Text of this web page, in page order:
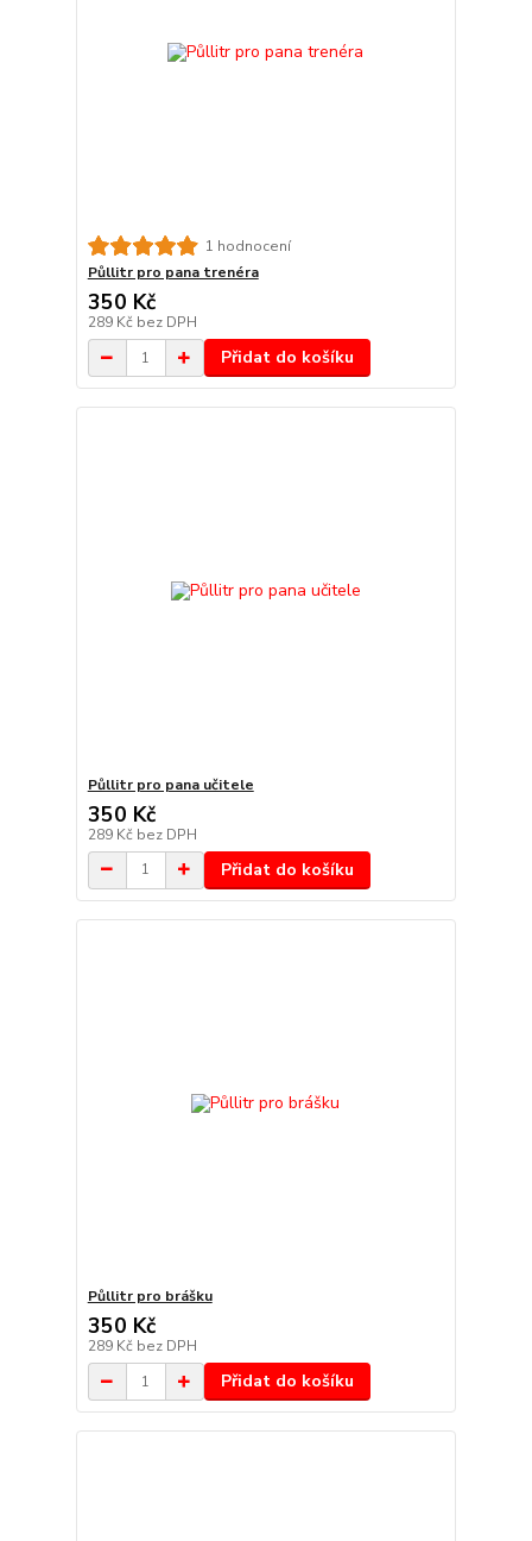
1 hodnocení
Půllitr pro pana trenéra
350 Kč
289 Kč bez DPH
Přidat do košíku
Půllitr pro pana učitele
350 Kč
289 Kč bez DPH
Přidat do košíku
Půllitr pro brášku
350 Kč
289 Kč bez DPH
Přidat do košíku